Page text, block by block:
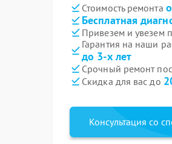
Стоимость ремонта
Бесплатная
Привезем и увезем
Гарантия на наши
до 3-х лет
Срочный ремонт
Скидка для вас до
Консультация со